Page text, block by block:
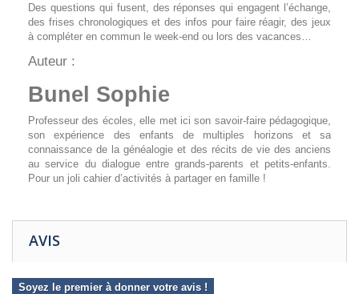
Des questions qui fusent, des réponses qui engagent l’échange,
des frises chronologiques et des infos pour faire réagir, des jeux
à compléter en commun le week-end ou lors des vacances…
Auteur :
Bunel Sophie
Professeur des écoles, elle met ici son savoir-faire pédagogique,
son expérience des enfants de multiples horizons et sa
connaissance de la généalogie et des récits de vie des anciens
au service du dialogue entre grands-parents et petits-enfants.
Pour un joli cahier d’activités à partager en famille !
AVIS
Soyez le premier à donner votre avis !